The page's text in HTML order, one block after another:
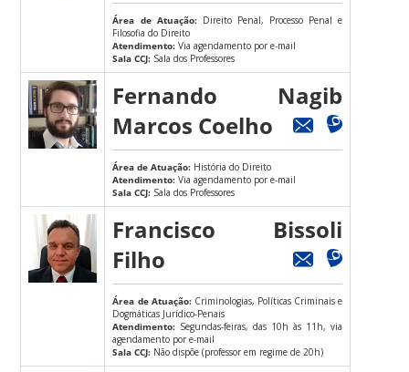
Área de Atuação:Direito Penal, Processo Penal e
Filosofia do Direito
Atendimento: Via agendamento por e-mail
Sala CCJ: Sala dos Professores
Fernando Nagib
Marcos Coelho
Área de Atuação: História do Direito
Atendimento: Via agendamento por e-mail
Sala CCJ: Sala dos Professores
Francisco Bissoli
Filho
Área de Atuação:Criminologias, Políticas Criminais e
Dogmáticas Jurídico-Penais
Atendimento: Segundas-feiras, das 10h às 11h, via
agendamento por e-mail
Sala CCJ: Não dispõe (professor em regime de 20h)